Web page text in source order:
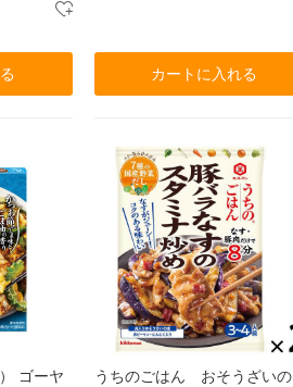
カートに入れる
ゴーヤ うちのごはん おそうざいの